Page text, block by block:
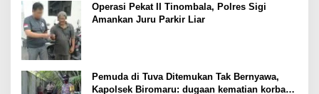
Operasi Pekat II Tinombala, Polres Sigi
Amankan Juru Parkir Liar
Pemuda di Tuva Ditemukan Tak Bernyawa,
Kapolsek Biromaru: dugaan kematian korban